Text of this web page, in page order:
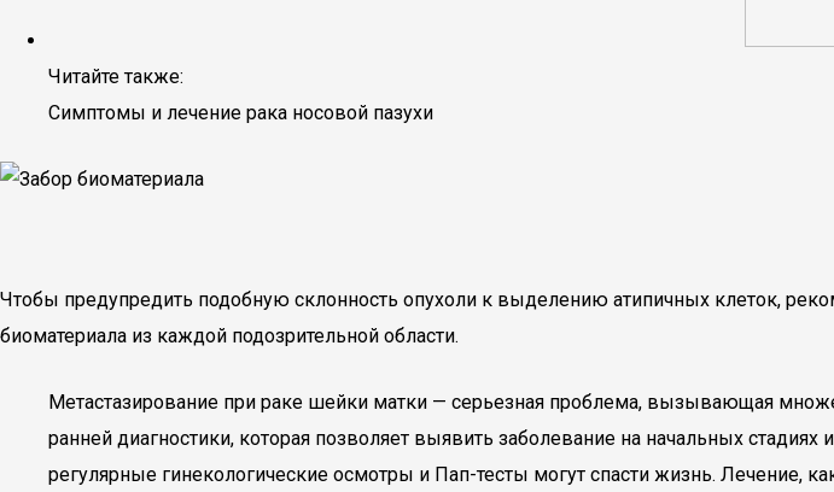
Читайте также:
Симптомы и лечение рака носовой пазухи
Чтобы предупредить подобную склонность опухоли к выделению атипичных клеток,
биоматериала из каждой подозрительной области.
Метастазирование при раке шейки матки — серьезная проблема, вызывающая
ранней диагностики, которая позволяет выявить заболевание на начальных
регулярные гинекологические осмотры и Пап-тесты могут спасти жизнь. Лечение,